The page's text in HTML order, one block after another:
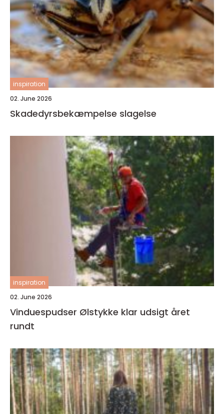
inspiration
02. June 2026
Skadedyrsbekæmpelse slagelse
inspiration
02. June 2026
Vinduespudser Ølstykke klar udsigt året
rundt